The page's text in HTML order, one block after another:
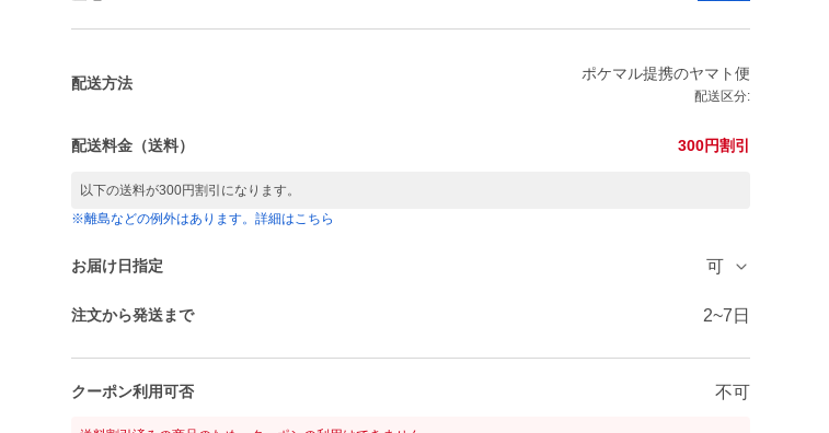
配送方法
ポケマル提携のヤマト便
配送区分:
配送料金（送料） 300円割引
以下の送料が300円割引になります。
※離島などの例外はあります。詳細はこちら
お届け日指定 可
注文から発送まで 2~7日
クーポン利用可否 不可